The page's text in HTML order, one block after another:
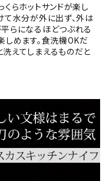
くらホットサンドが楽し
て水分が外に出ず、外は
らになるほどつぶれる
しめます。食洗機OKだ
えてしまえるものだと